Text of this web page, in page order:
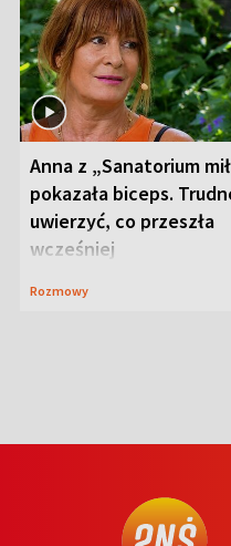
Anna z „Sanatorium
pokazała biceps.
uwierzyć, co przeszła
wcześniej
Rozmowy